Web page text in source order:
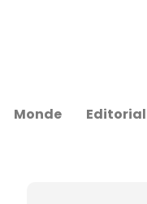
Monde Editorial